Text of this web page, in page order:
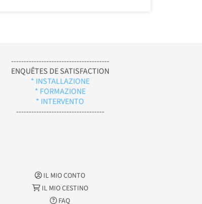
---------------------------------------
ENQUÊTES DE SATISFACTION
* INSTALLAZIONE
* FORMAZIONE
* INTERVENTO
-----------------------------------
IL MIO CONTO
IL MIO CESTINO
FAQ